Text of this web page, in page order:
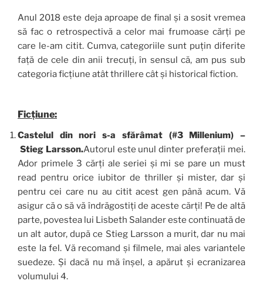
Anul 2018 este deja aproape de final și a sosit vremea
să fac o retrospectivă a celor mai frumoase cărți pe
care le-am citit. Cumva, categoriile sunt puțin diferite
față de cele din anii trecuți, în sensul că, am pus sub
categoria ficțiune atât thrillere cât și historical fiction.
Ficțiune:
Castelul din nori s-a sfărâmat (#3 Millenium) –
Stieg Larsson.Autorul este unul dinter preferații mei.
Ador primele 3 cărți ale seriei și mi se pare un must
read pentru orice iubitor de thriller și mister, dar și
pentru cei care nu au citit acest gen până acum. Vă
asigur că o să vă îndrăgostiți de aceste cărți! Pe de altă
parte, povestea lui Lisbeth Salander este continuată de
un alt autor, după ce Stieg Larsson a murit, dar nu mai
este la fel. Vă recomand și filmele, mai ales variantele
suedeze. Și dacă nu mă înșel, a apărut și ecranizarea
volumului 4.